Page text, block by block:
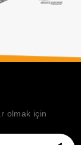
olmak için